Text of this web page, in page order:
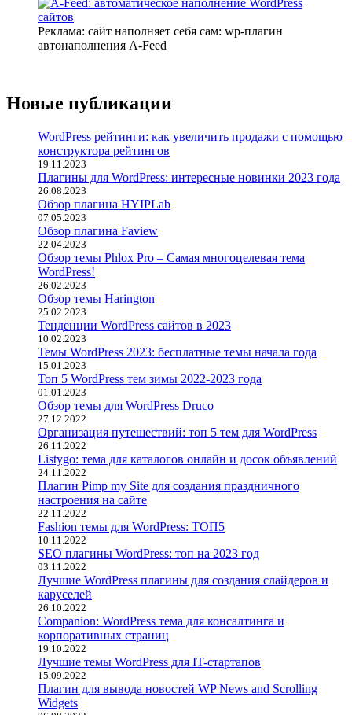
Реклама: сайт наполняет себя сам: wp-плагин
автонаполнения A-Feed
Новые публикации
WordPress рейтинги: как увеличить продажи с помощью
конструктора рейтингов
19.11.2023
Плагины для WordPress: интересные новинки 2023 года
26.08.2023
Обзор плагина HYIPLab
07.05.2023
Обзор плагина Faview
22.04.2023
Обзор темы Phlox Pro – Самая многоцелевая тема
WordPress!
26.02.2023
Обзор темы Harington
25.02.2023
Тенденции WordPress сайтов в 2023
10.02.2023
Темы WordPress 2023: бесплатные темы начала года
15.01.2023
Топ 5 WordPress тем зимы 2022-2023 года
01.01.2023
Обзор темы для WordPress Druco
27.12.2022
Организация путешествий: топ 5 тем для WordPress
26.11.2022
Listygo: тема для каталогов онлайн и досок объявлений
24.11.2022
Плагин Pimp my Site для создания праздничного
настроения на сайте
22.11.2022
Fashion темы для WordPress: ТОП5
10.11.2022
SEO плагины WordPress: топ на 2023 год
03.11.2022
Лучшие WordPress плагины для создания слайдеров и
каруселей
26.10.2022
Companion: WordPress тема для консалтинга и
корпоративных страниц
19.10.2022
Лучшие темы WordPress для IT-стартапов
15.09.2022
Плагин для вывода новостей WP News and Scrolling
Widgets